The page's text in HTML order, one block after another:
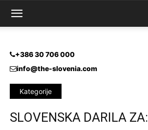
+386 30 706 000
info@the-slovenia.com
Kategorije
SLOVENSKA DARILA ZA: